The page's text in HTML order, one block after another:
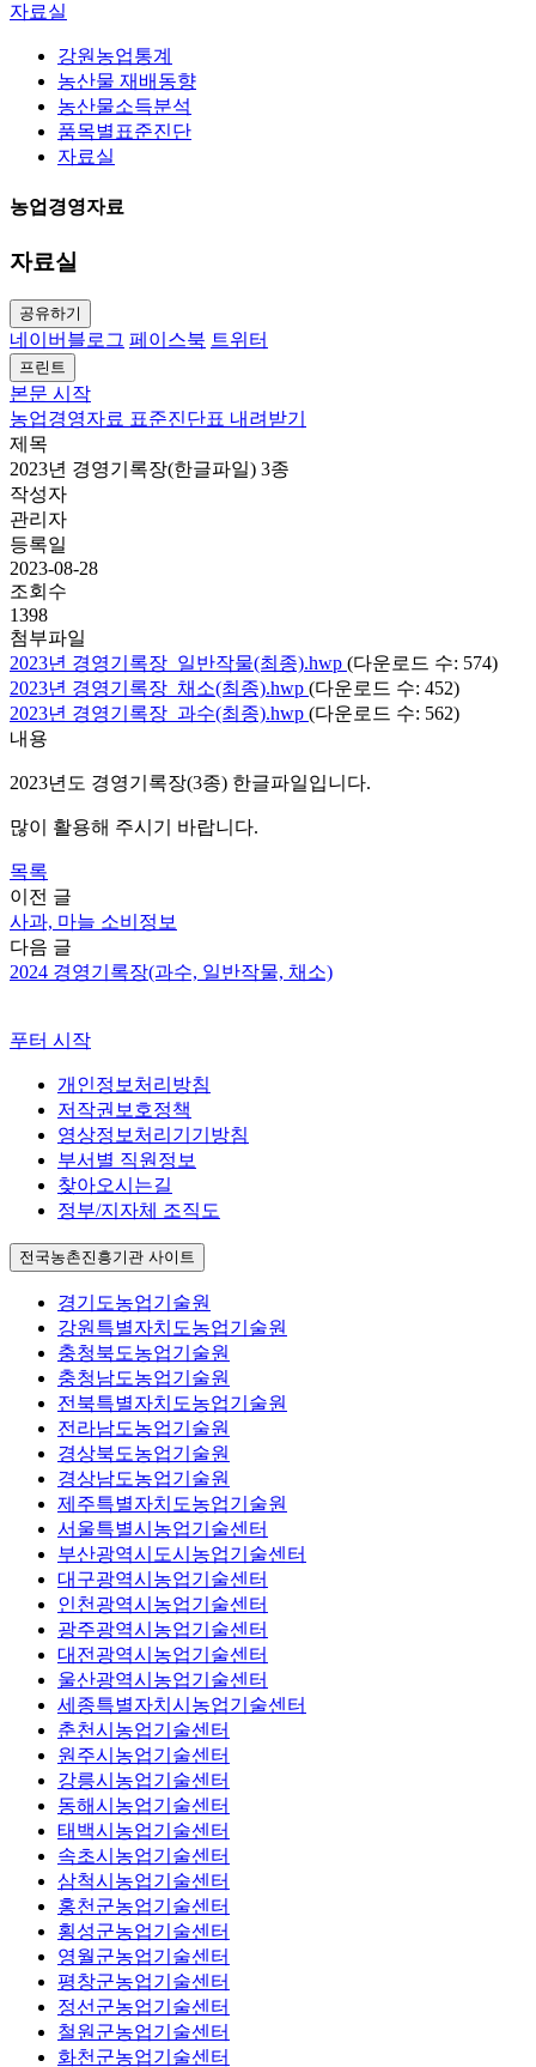
자료실
강원농업통계
농산물 재배동향
농산물소득분석
품목별표준진단
자료실
농업경영자료
자료실
공유하기
네이버블로그 페이스북 트위터
프린트
본문 시작
농업경영자료 표준진단표 내려받기
제목
2023년 경영기록장(한글파일) 3종
작성자
관리자
등록일
2023-08-28
조회수
1398
첨부파일
2023년 경영기록장_일반작물(최종).hwp (다운로드 수: 574)
2023년 경영기록장_채소(최종).hwp (다운로드 수: 452)
2023년 경영기록장_과수(최종).hwp (다운로드 수: 562)
내용
2023년도 경영기록장(3종) 한글파일입니다.
많이 활용해 주시기 바랍니다.
목록
이전 글
사과, 마늘 소비정보
다음 글
2024 경영기록장(과수, 일반작물, 채소)
푸터 시작
개인정보처리방침
저작권보호정책
영상정보처리기기방침
부서별 직원정보
찾아오시는길
정부/지자체 조직도
전국농촌진흥기관 사이트
경기도농업기술원
강원특별자치도농업기술원
충청북도농업기술원
충청남도농업기술원
전북특별자치도농업기술원
전라남도농업기술원
경상북도농업기술원
경상남도농업기술원
제주특별자치도농업기술원
서울특별시농업기술센터
부산광역시도시농업기술센터
대구광역시농업기술센터
인천광역시농업기술센터
광주광역시농업기술센터
대전광역시농업기술센터
울산광역시농업기술센터
세종특별자치시농업기술센터
춘천시농업기술센터
원주시농업기술센터
강릉시농업기술센터
동해시농업기술센터
태백시농업기술센터
속초시농업기술센터
삼척시농업기술센터
홍천군농업기술센터
횡성군농업기술센터
영월군농업기술센터
평창군농업기술센터
정선군농업기술센터
철원군농업기술센터
화천군농업기술센터